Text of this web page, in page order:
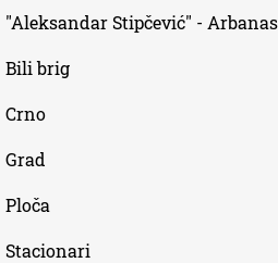
"Aleksandar Stipčević" -
Bili brig
Crno
Grad
Ploča
Stacionari